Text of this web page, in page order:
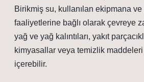
Birikmiş su, kullanılan ekipmana
faaliyetlerine bağlı olarak çevreye
yağ ve yağ kalıntıları, yakıt
kimyasallar veya temizlik
içerebilir.